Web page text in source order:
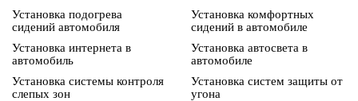
Установка подогрева
сидений автомобиля
Установка интернета в
автомобиль
Установка системы контроля
слепых зон
Установка комфортных
сидений в автомобиле
Установка автосвета в
автомобиле
Установка систем защиты от
угона